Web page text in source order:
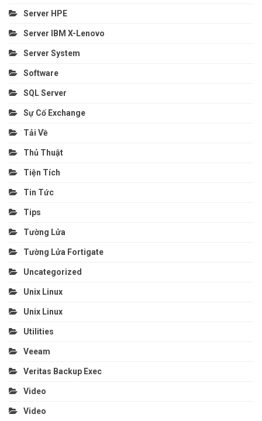
Server HPE
Server IBM X-Lenovo
Server System
Software
SQL Server
Sự Cố Exchange
Tải Về
Thủ Thuật
Tiện Tích
Tin Tức
Tips
Tường Lửa
Tường Lửa Fortigate
Uncategorized
Unix Linux
Unix Linux
Utilities
Veeam
Veritas Backup Exec
Video
Video